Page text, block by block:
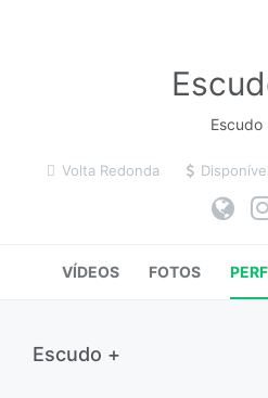
Escudo
Volta Redonda
VÍDEOS FOTOS
Escudo +